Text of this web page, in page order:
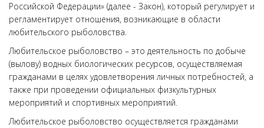
Российской Федерации» (далее - Закон), который регулирует и
регламентирует отношения, возникающие в области
любительского рыболовства.
Любительское рыболовство – это деятельность по добыче
(вылову) водных биологических ресурсов, осуществляемая
гражданами в целях удовлетворения личных потребностей, а
также при проведении официальных физкультурных
мероприятий и спортивных мероприятий.
Любительское рыболовство осуществляется гражданами